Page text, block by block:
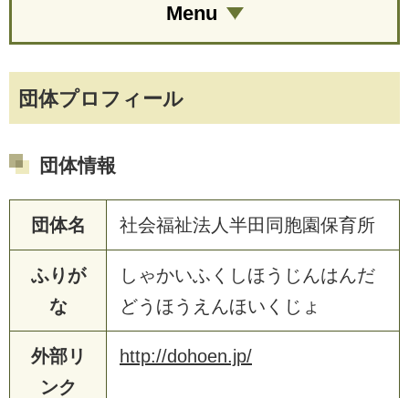
団体プロフィール
団体情報
団体名 社会福祉法人半田同胞園保育所
ふりが
な
しゃかいふくしほうじんはんだ
どうほうえんほいくじょ
外部リ
ンク
http://dohoen.jp/
Menu